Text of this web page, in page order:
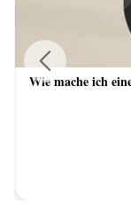
Wie mache ich
Previous